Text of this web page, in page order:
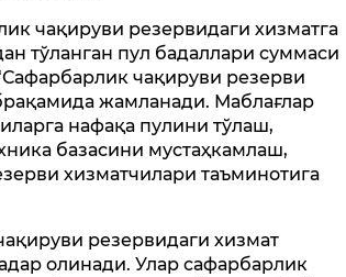
чақируви резервидаги хизматга
тўланган пул бадаллари суммаси
чақируви резерви
жамланади. Маблағлар
нафақа пулини тўлаш,
базасини мустаҳкамлаш,
хизматчилари таъминотига
резервидаги хизмат
олинади. Улар сафарбарлик